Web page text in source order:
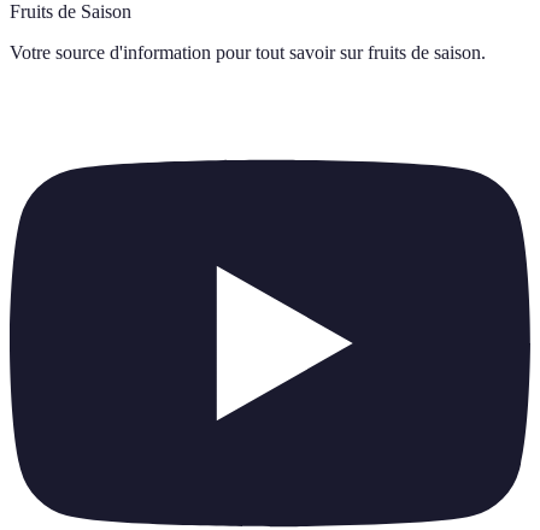
Fruits de Saison
Votre source d'information pour tout savoir sur fruits de saison.